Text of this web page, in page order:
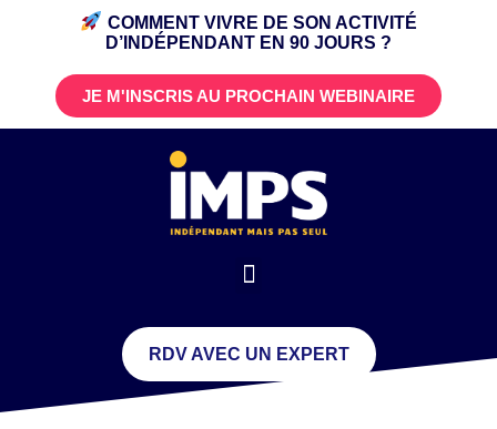
COMMENT VIVRE DE SON ACTIVITÉ
D’INDÉPENDANT EN 90 JOURS ?
JE M'INSCRIS AU PROCHAIN WEBINAIRE
RDV AVEC UN EXPERT